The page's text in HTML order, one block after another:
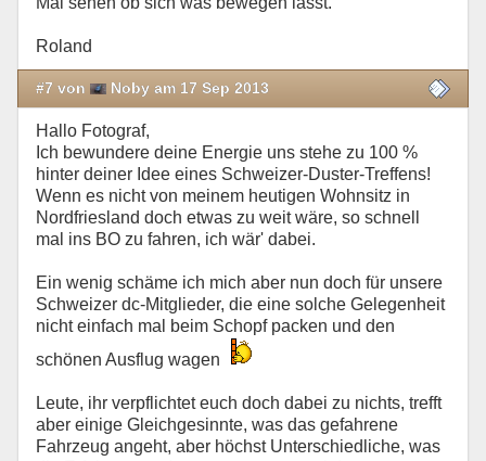
Roland
#7 von Noby am 17 Sep 2013
Hallo Fotograf,
Ich bewundere deine Energie uns stehe zu 100 %
hinter deiner Idee eines Schweizer-Duster-Treffens!
Wenn es nicht von meinem heutigen Wohnsitz in
Nordfriesland doch etwas zu weit wäre, so schnell
mal ins BO zu fahren, ich wär' dabei.
Ein wenig schäme ich mich aber nun doch für unsere
Schweizer dc-Mitglieder, die eine solche Gelegenheit
nicht einfach mal beim Schopf packen und den
schönen Ausflug wagen
Leute, ihr verpflichtet euch doch dabei zu nichts, trefft
aber einige Gleichgesinnte, was das gefahrene
Fahrzeug angeht, aber höchst Unterschiedliche, was